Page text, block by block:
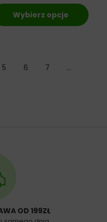
Wybierz opcje
5 6 7
…
OD 199ZŁ